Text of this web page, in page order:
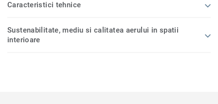
Caracteristici tehnice
Sustenabilitate, mediu si calitatea aerului in spatii
interioare